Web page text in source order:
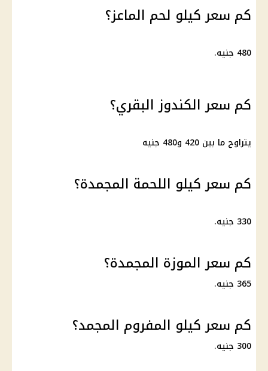
كم سعر كيلو لحم الماعز؟
480 جنيه.
كم سعر الكندوز البقري؟
يتراوح ما بين 420 و480 جنيه
كم سعر كيلو اللحمة المجمدة؟
330 جنيه.
كم سعر الموزة المجمدة؟
365 جنيه.
كم سعر كيلو المفروم المجمد؟
300 جنيه.